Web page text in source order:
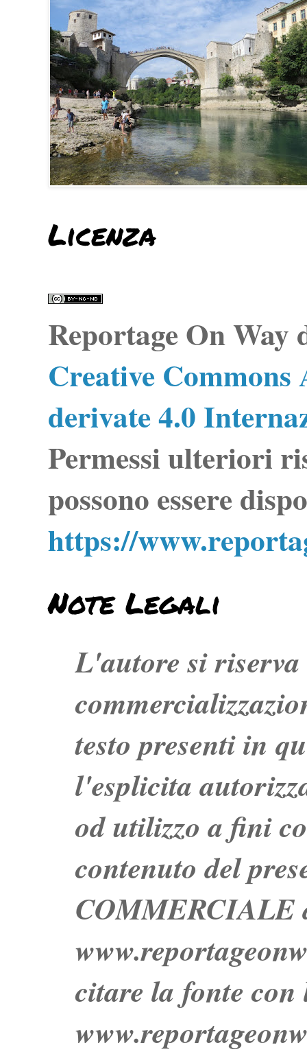
Licenza
Reportage On Way
Creative
derivate 4.0
Permessi ulteriori
possono essere
https://
Note Legali
L'autore si
testo presenti in
l'esplicita
od utilizzo a fini
contenuto del
COMMERCIALE
citare la fonte